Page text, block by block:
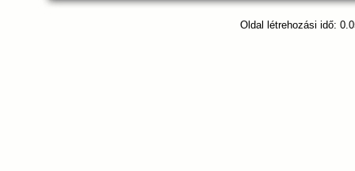
Oldal létrehozási idő: